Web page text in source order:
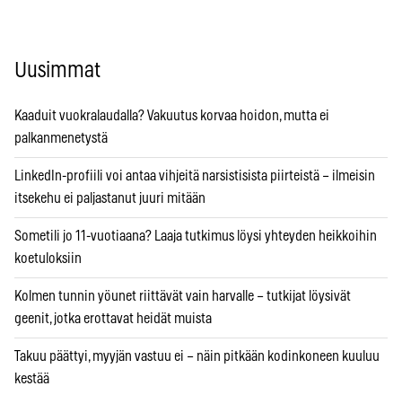
Uusimmat
Kaaduit vuokralaudalla? Vakuutus korvaa hoidon, mutta ei
palkanmenetystä
LinkedIn-profiili voi antaa vihjeitä narsistisista piirteistä – ilmeisin
itsekehu ei paljastanut juuri mitään
Sometili jo 11-vuotiaana? Laaja tutkimus löysi yhteyden heikkoihin
koetuloksiin
Kolmen tunnin yöunet riittävät vain harvalle – tutkijat löysivät
geenit, jotka erottavat heidät muista
Takuu päättyi, myyjän vastuu ei – näin pitkään kodinkoneen kuuluu
kestää